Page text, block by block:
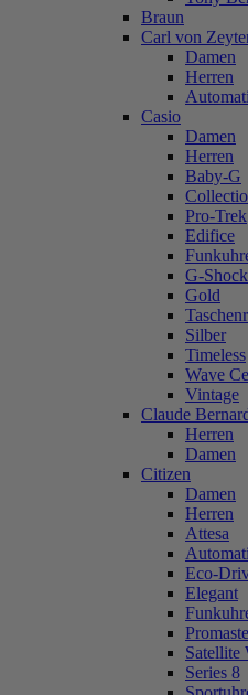
Braun
Carl von
Damen
Herren
Casio
Damen
Herren
Baby-G
Pro-Trek
Edifice
G-Shock
Gold
Silber
Timeless
Wave
Vintage
Claude
Herren
Damen
Citizen
Damen
Herren
Attesa
Eco-
Elegant
Satellite
Series 8